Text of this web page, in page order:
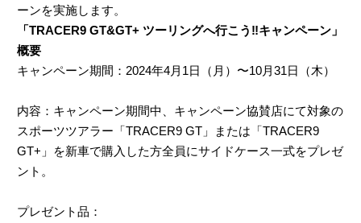
ーンを実施します。
「TRACER9 GT&GT+ ツーリングへ行こう‼キャンペーン」
概要
キャンペーン期間：2024年4月1日（月）〜10月31日（木）
内容：キャンペーン期間中、キャンペーン協賛店にて対象の
スポーツツアラー「TRACER9 GT」または「TRACER9
GT+」を新車で購入した方全員にサイドケース一式をプレゼ
ント。
プレゼント品：